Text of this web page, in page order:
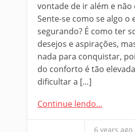
vontade de ir além e não
Sente-se como se algo o
segurando? É como ter
desejos e aspirações,
nada para conquistar,
do conforto é tão
dificultar a […]
Continue lendo...
6 years ago